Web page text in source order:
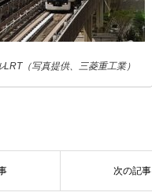
（写真提供、三菱重工業）
次の記事